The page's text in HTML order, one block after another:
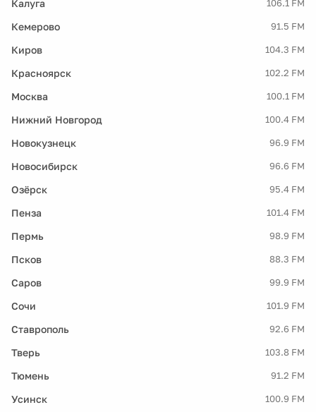
Калуга 106.1 FM
Кемерово 91.5 FM
Киров 104.3 FM
Красноярск 102.2 FM
Москва 100.1 FM
Нижний Новгород 100.4 FM
Новокузнецк 96.9 FM
Новосибирск 96.6 FM
Озёрск 95.4 FM
Пенза 101.4 FM
Пермь 98.9 FM
Псков 88.3 FM
Саров 99.9 FM
Сочи 101.9 FM
Ставрополь 92.6 FM
Тверь 103.8 FM
Тюмень 91.2 FM
Усинск 100.9 FM